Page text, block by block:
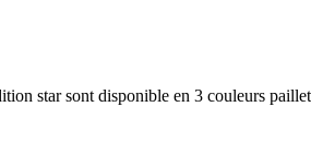
star sont disponible en 3 couleurs